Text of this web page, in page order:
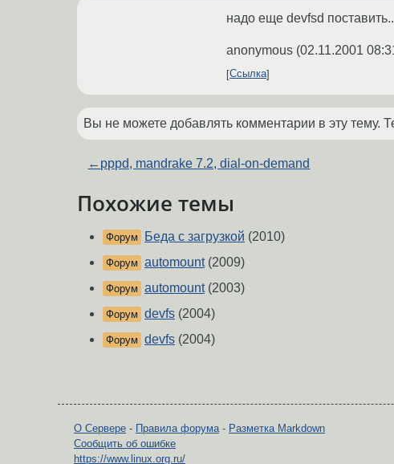
надо еще devfsd
anonymous (02.11.2001
Ссылка
Вы не можете добавлять комментарии в эту тему.
← pppd, mandrake 7.2, dial-on-demand
Похожие темы
Форум Беда с загрузкой (2010)
Форум automount(2009)
Форум automount(2003)
Форум devfs (2004)
Форум devfs (2004)
О Сервере - Правила форума- Разметка Markdown
Сообщить об ошибке
https://www.linux.org.ru/